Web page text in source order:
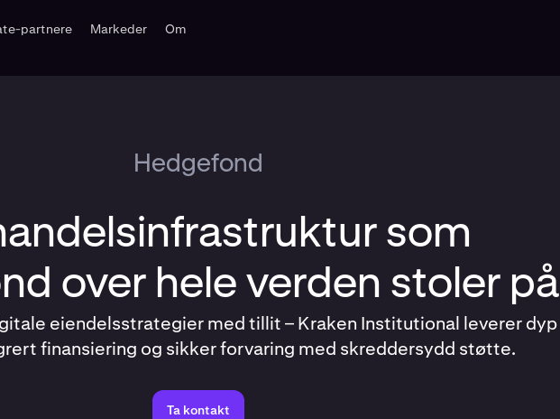
partnere Markeder Om
Hedgefond
som
over hele verden stoler på
eiendelsstrategier med tillit – Kraken Institutional leverer dyp
finansiering og sikker forvaring med skreddersydd støtte.
Ta kontakt